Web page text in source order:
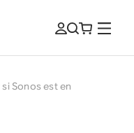
Sonos est en